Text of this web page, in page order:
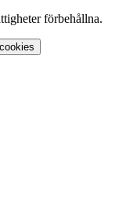
förbehållna.